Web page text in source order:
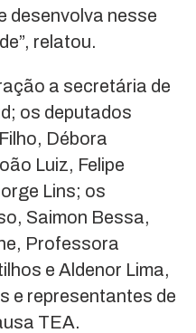
desenvolva nesse
relatou.
a secretária de
os deputados
Débora
Luiz, Felipe
Lins; os
Saimon Bessa,
Professora
e Aldenor Lima,
e representantes de
TEA.